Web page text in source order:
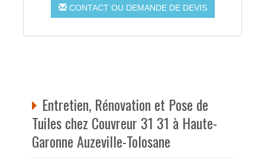
CONTACT OU DEMANDE DE DEVIS
Entretien, Rénovation et Pose de
Tuiles chez Couvreur 31 31 à Haute-
Garonne Auzeville-Tolosane